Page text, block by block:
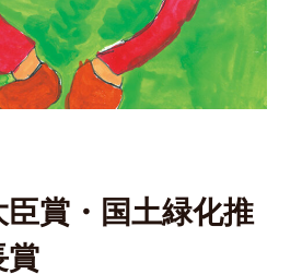
賞・国土緑化推
賞